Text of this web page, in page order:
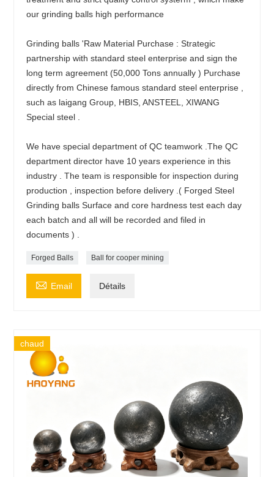
our grinding balls high performance
Grinding balls 'Raw Material Purchase : Strategic
partnership with standard steel enterprise and sign the
long term agreement (50,000 Tons annually ) Purchase
directly from Chinese famous standard steel enterprise ,
such as laigang Group, HBIS, ANSTEEL, XIWANG
Special steel .
We have special department of QC teamwork .The QC
department director have 10 years experience in this
industry . The team is responsible for inspection during
production , inspection before delivery .( Forged Steel
Grinding balls Surface and core hardness test each day
each batch and all will be recorded and filed in
documents ) .
Forged Balls Ball for cooper mining
 Email Détails
chaud